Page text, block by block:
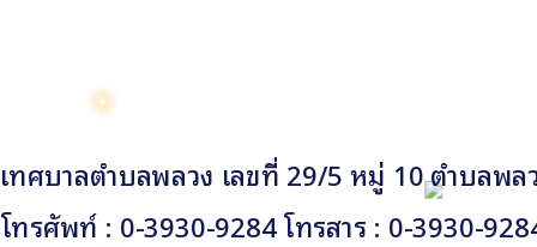
เทศบาลตำบลพลวง เลขที่ 29/5 หมู่ 10 ตำบลพ
โทรศัพท์ : 0-3930-9284 โทรสาร : 0-3930-